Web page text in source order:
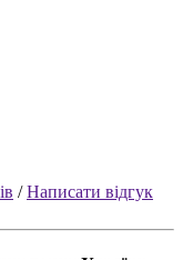
/Написати відгук